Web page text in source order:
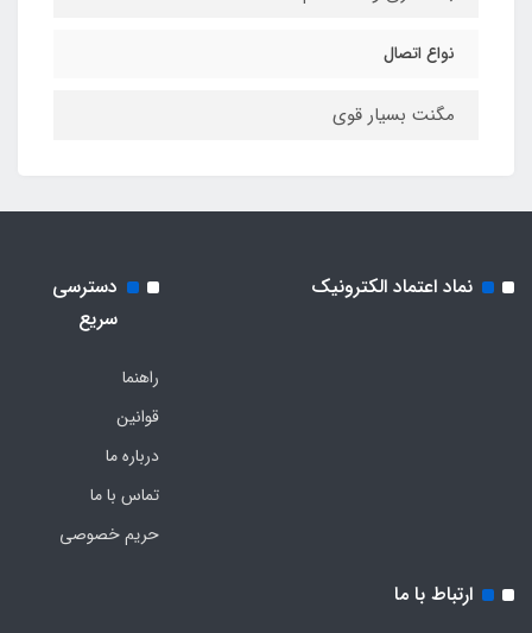
نواع اتصال
مگنت بسیار قوی
نماد اعتماد الکترونیک
دسترسی
سریع
راهنما
قوانین
درباره ما
تماس با ما
حریم خصوصی
ارتباط با ما